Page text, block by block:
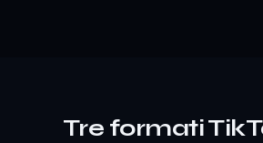
Tre formati